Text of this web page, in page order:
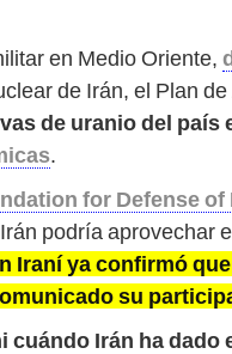
en Medio Oriente,
de Irán, el Plan
de uranio del país
.
for Defense
podría aprovechar
ya confirmó
su
cuándo Irán ha dado